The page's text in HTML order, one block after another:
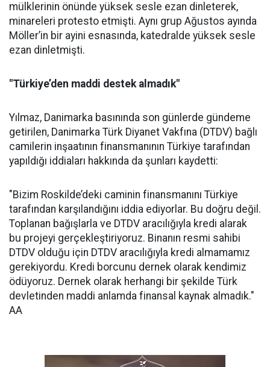
mülklerinin önünde yüksek sesle ezan dinleterek,
minareleri protesto etmişti. Aynı grup Ağustos ayında
Möller’in bir ayini esnasında, katedralde yüksek sesle
ezan dinletmişti.
"Türkiye’den maddi destek almadık"
Yılmaz, Danimarka basınında son günlerde gündeme
getirilen, Danimarka Türk Diyanet Vakfına (DTDV) bağlı
camilerin inşaatının finansmanının Türkiye tarafından
yapıldığı iddiaları hakkında da şunları kaydetti:
"Bizim Roskilde’deki caminin finansmanını Türkiye
tarafından karşılandığını iddia ediyorlar. Bu doğru değil.
Toplanan bağışlarla ve DTDV aracılığıyla kredi alarak
bu projeyi gerçekleştiriyoruz. Binanın resmi sahibi
DTDV olduğu için DTDV aracılığıyla kredi almamamız
gerekiyordu. Kredi borcunu dernek olarak kendimiz
ödüyoruz. Dernek olarak herhangi bir şekilde Türk
devletinden maddi anlamda finansal kaynak almadık."
AA